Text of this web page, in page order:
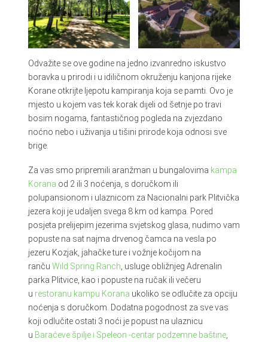
Odvažite se ove godine na jedno izvanredno iskustvo
boravka u prirodi i u idiličnom okruženju kanjona rijeke
Korane otkrijte ljepotu kampiranja koja se pamti. Ovo je
mjesto u kojem vas tek korak dijeli od šetnje po travi
bosim nogama, fantastičnog pogleda na zvjezdano
noćno nebo i uživanja u tišini prirode koja odnosi sve
brige.
Za vas smo pripremili aranžman u bungalovima kampa
Korana od 2 ili 3 noćenja, s doručkom ili
polupansionom i ulaznicom za Nacionalni park Plitvička
jezera koji je udaljen svega 8 km od kampa. Pored
posjeta prelijepim jezerima svjetskog glasa, nudimo vam
popuste na sat najma drvenog čamca na vesla po
jezeru Kozjak, jahačke ture i vožnje kočijom na
ranču Wild Spring Ranch , usluge obližnjeg Adrenalin
parka Plitvice, kao i popuste na ručak ili večeru
u restoranu kampu Korana ukoliko se odlučite za opciju
noćenja s doručkom. Dodatna pogodnost za sve vas
koji odlučite ostati 3 noći je popust na ulaznicu
u Baraćeve špilje i Speleon -centar podzemne baštine,